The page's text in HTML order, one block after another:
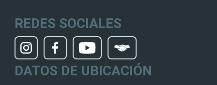
REDES SOCIALES
DATOS DE UBICACIÓN